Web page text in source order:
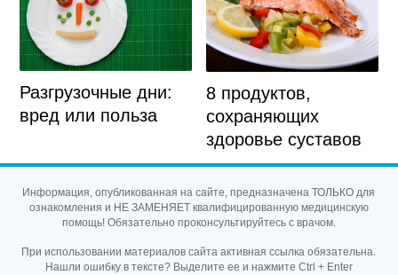
Разгрузочные дни:
вред или польза
8 продуктов,
сохраняющих
здоровье суставов
Информация, опубликованная на сайте, предназначена ТОЛЬКО для
ознакомления и НЕ ЗАМЕНЯЕТ квалифицированную медицинскую
помощь! Обязательно проконсультируйтесь с врачом.
При использовании материалов сайта активная ссылка обязательна.
Нашли ошибку в тексте? Выделите ее и нажмите Ctrl + Enter